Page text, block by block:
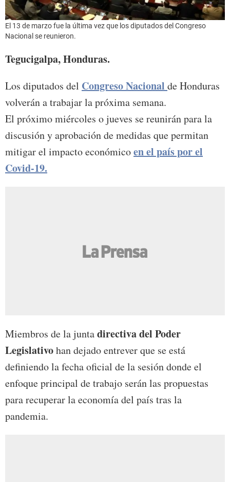
El 13 de marzo fue la última vez que los diputados del Congreso
Nacional se reunieron.
Tegucigalpa, Honduras.
Los diputados del Congreso Nacional de Honduras
volverán a trabajar la próxima semana.
El próximo miércoles o jueves se reunirán para la
discusión y aprobación de medidas que permitan
mitigar el impacto económicoen el país por el
Covid-19.
Miembros de la juntadirectiva del Poder
Legislativohan dejado entrever que se está
definiendo la fecha oficial de la sesión donde el
enfoque principal de trabajo serán las propuestas
para recuperar la economía del país tras la
pandemia.